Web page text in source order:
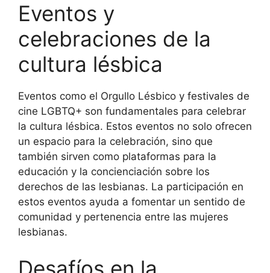
Eventos y
celebraciones de la
cultura lésbica
Eventos como el Orgullo Lésbico y festivales de
cine LGBTQ+ son fundamentales para celebrar
la cultura lésbica. Estos eventos no solo ofrecen
un espacio para la celebración, sino que
también sirven como plataformas para la
educación y la concienciación sobre los
derechos de las lesbianas. La participación en
estos eventos ayuda a fomentar un sentido de
comunidad y pertenencia entre las mujeres
lesbianas.
Desafíos en la